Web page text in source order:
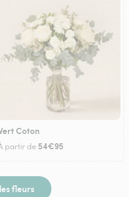
Coton
partir de 54€95
fleurs